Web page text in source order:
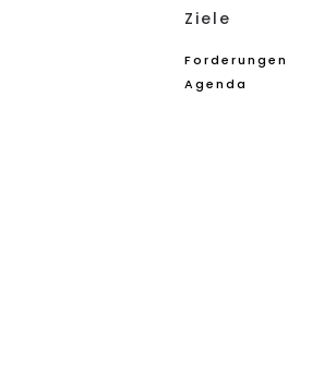
Ziele
Forderungen
Agenda